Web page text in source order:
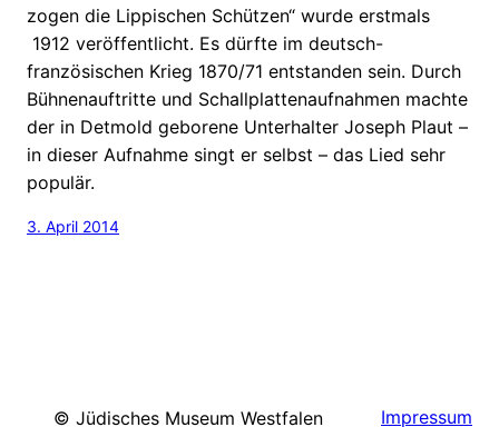
zogen die Lippischen Schützen“ wurde erstmals
1912 veröffentlicht. Es dürfte im deutsch-
französischen Krieg 1870/71 entstanden sein. Durch
Bühnenauftritte und Schallplattenaufnahmen machte
der in Detmold geborene Unterhalter Joseph Plaut –
in dieser Aufnahme singt er selbst – das Lied sehr
populär.
3. April 2014
© Jüdisches Museum Westfalen Impressum